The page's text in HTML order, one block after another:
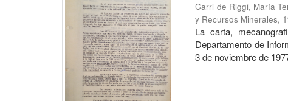
Carri de Riggi, María
y Recursos Minerales,
La carta,
Departamento de
3 de noviembre de